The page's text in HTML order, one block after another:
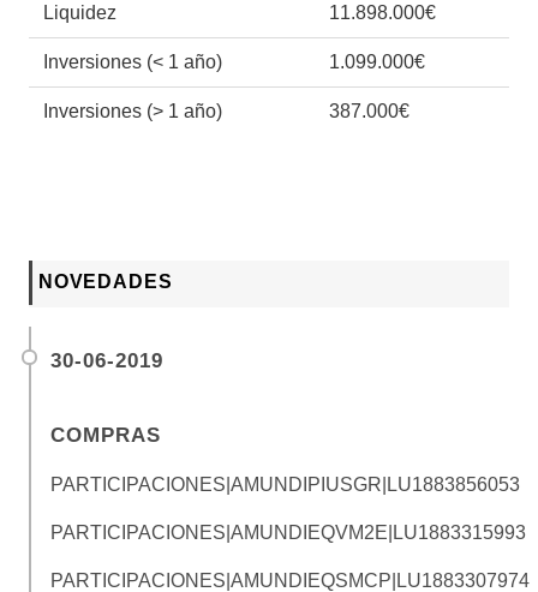
Liquidez 11.898.000€
Inversiones (< 1 año) 1.099.000€
Inversiones (> 1 año) 387.000€
NOVEDADES
30-06-2019
COMPRAS
PARTICIPACIONES|AMUNDIPIUSGR| LU1883856053
PARTICIPACIONES|AMUNDIEQVM2E| LU1883315993
PARTICIPACIONES|AMUNDIEQSMCP| LU1883307974